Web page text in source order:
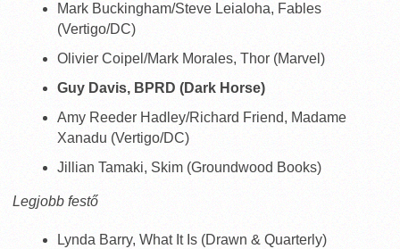
Mark Buckingham/Steve Leialoha, Fables
(Vertigo/DC)
Olivier Coipel/Mark Morales, Thor (Marvel)
Guy Davis, BPRD (Dark Horse)
Amy Reeder Hadley/Richard Friend, Madame
Xanadu (Vertigo/DC)
Jillian Tamaki, Skim (Groundwood Books)
Legjobb festő
Lynda Barry, What It Is (Drawn & Quarterly)